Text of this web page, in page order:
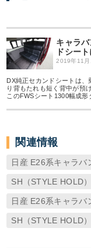
キャラ
ドシー
2019年11月
DX純正セカンドシートは
り背もたれも短く背中が預
このFWSシート1300幅成形
関連情報
日産 E26系キャラバ
SH（STYLE HOLD）
日産 E26系キャラバ
SH（STYLE HOLD